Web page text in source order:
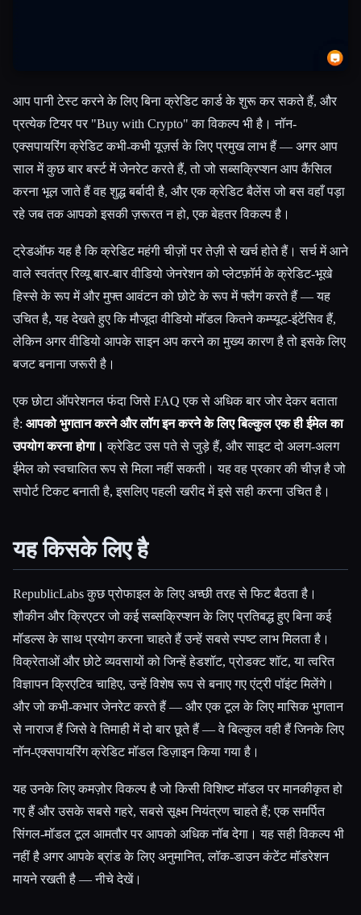
आप पानी टेस्ट करने के लिए बिना क्रेडिट कार्ड के शुरू कर सकते हैं, और
प्रत्येक टियर पर "Buy with Crypto" का विकल्प भी है। नॉन-
एक्सपायरिंग क्रेडिट कभी-कभी यूज़र्स के लिए प्रमुख लाभ हैं — अगर आप
साल में कुछ बार बर्स्ट में जेनरेट करते हैं, तो जो सब्सक्रिप्शन आप कैंसिल
करना भूल जाते हैं वह शुद्ध बर्बादी है, और एक क्रेडिट बैलेंस जो बस वहाँ पड़ा
रहे जब तक आपको इसकी ज़रूरत न हो, एक बेहतर विकल्प है।
ट्रेडऑफ यह है कि क्रेडिट महंगी चीज़ों पर तेज़ी से खर्च होते हैं। सर्च में आने
वाले स्वतंत्र रिव्यू बार-बार वीडियो जेनरेशन को प्लेटफ़ॉर्म के क्रेडिट-भूखे
हिस्से के रूप में और मुफ्त आवंटन को छोटे के रूप में फ्लैग करते हैं — यह
उचित है, यह देखते हुए कि मौजूदा वीडियो मॉडल कितने कम्प्यूट-इंटेंसिव हैं,
लेकिन अगर वीडियो आपके साइन अप करने का मुख्य कारण है तो इसके लिए
बजट बनाना जरूरी है।
एक छोटा ऑपरेशनल फंदा जिसे FAQ एक से अधिक बार जोर देकर बताता
है: आपको भुगतान करने और लॉग इन करने के लिए बिल्कुल एक ही ईमेल का
उपयोग करना होगा। क्रेडिट उस पते से जुड़े हैं, और साइट दो अलग-अलग
ईमेल को स्वचालित रूप से मिला नहीं सकती। यह वह प्रकार की चीज़ है जो
सपोर्ट टिकट बनाती है, इसलिए पहली खरीद में इसे सही करना उचित है।
यह किसके लिए है
RepublicLabs कुछ प्रोफाइल के लिए अच्छी तरह से फिट बैठता है।
शौकीन और क्रिएटर जो कई सब्सक्रिप्शन के लिए प्रतिबद्ध हुए बिना कई
मॉडल्स के साथ प्रयोग करना चाहते हैं उन्हें सबसे स्पष्ट लाभ मिलता है।
विक्रेताओं और छोटे व्यवसायों को जिन्हें हेडशॉट, प्रोडक्ट शॉट, या त्वरित
विज्ञापन क्रिएटिव चाहिए, उन्हें विशेष रूप से बनाए गए एंट्री पॉइंट मिलेंगे।
और जो कभी-कभार जेनरेट करते हैं — और एक टूल के लिए मासिक भुगतान
से नाराज हैं जिसे वे तिमाही में दो बार छूते हैं — वे बिल्कुल वही हैं जिनके लिए
नॉन-एक्सपायरिंग क्रेडिट मॉडल डिज़ाइन किया गया है।
यह उनके लिए कमज़ोर विकल्प है जो किसी विशिष्ट मॉडल पर मानकीकृत हो
गए हैं और उसके सबसे गहरे, सबसे सूक्ष्म नियंत्रण चाहते हैं; एक समर्पित
सिंगल-मॉडल टूल आमतौर पर आपको अधिक नॉब देगा। यह सही विकल्प भी
नहीं है अगर आपके ब्रांड के लिए अनुमानित, लॉक-डाउन कंटेंट मॉडरेशन
मायने रखती है — नीचे देखें।